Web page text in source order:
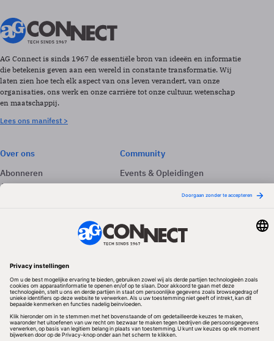
AG Connect is sinds 1967 de essentiële bron van ideeën en informatie
die betekenis geven aan een wereld in constante transformatie. Wij
laten zien hoe tech elk aspect van ons leven verandert, van onze
organisaties, ons werk en onze carrière tot onze cultuur, wetenschap
en maatschappij.
Lees ons manifest >
Over ons
Abonneren
Adverteren
Community
Events & Opleidingen
Nieuwsbrieven
Volg ons
Redactionele partner